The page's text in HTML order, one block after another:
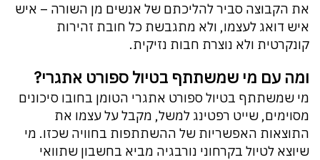
את הקבוצה סביר להליכתם של אנשים מן השורה – איש
איש דואג לעצמו, ולא מתגבשת כל חובת זהירות
קונקרטית ולא נוצרת חבות נזיקית.
ומה עם מי שמשתתף בטיול ספורט אתגרי?
מי שמשתתף בטיול ספורט אתגרי הטומן בחובו סיכונים
מסוימים, שייט רפטינג למשל, מקבל על עצמו את
התוצאות האפשריות של ההשתתפות בחוויה שכזו. מי
שיוצא לטיול בקרחוני נורבגיה מביא בחשבון שתוואי